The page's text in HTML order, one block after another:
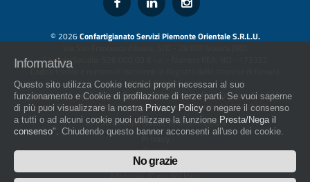
© 2026Confartigianato Servizi Piemonte Orientale S.R.L.U.
Capitale Sociale: 526.000,00 € i.v. - Numero REA: NO - 173322
Codice fiscale e numero di iscrizione al Registro delle Imprese di Novara
01436930034
artigiani.it è registrato nel Registro della Stampa Periodica con il nr. 562
con Decreto del Presidente del Tribunale di Novara del 07/03/13
Direttore Responsabile: Amleto Impaloni
Privacy
Cookie
Whistleblowing
Manuale d'uso del logo
Informativa
Questo sito utilizza Cookie tecnici propri necessari al suo
funzionamento e Cookie di profilazione di terze parti. Se vuoi saperne
di più puoi visualizzare la nostra Privacy Policy o negare il consenso
a tutti o ad alcuni cookie puoi utilizzare la funzione Presta/Nega il
consenso". Chiudendo questo banner acconsenti all'uso dei cookie.
No grazie